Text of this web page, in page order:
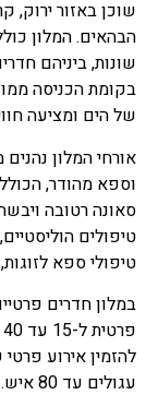
שוכן באזור ירוק,
שונות, ביניהם
בקומת הכניסה
של הים ומציעה
אורחי המלון
וספא מהודר,
סאונה רטובה
טיפולים
טיפולי ספא
במלון חדרים
עגולים עד 80 איש.